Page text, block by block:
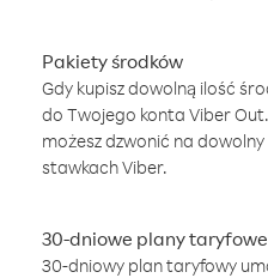
Pakiety środków
Gdy kupisz dowolną ilość
do Twojego konta Viber
możesz dzwonić na
stawkach Viber.
30-dniowe plany taryfowe
30-dniowy plan taryfowy